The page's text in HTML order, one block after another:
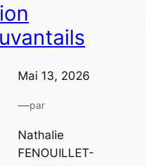
Mai 13, 2026
—par
Nathalie
FENOUILLET-